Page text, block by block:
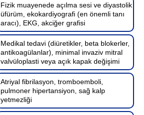
Fizik muayenede açılma sesi ve diyastolik
üfürüm, ekokardiyografi (en önemli tanı
aracı), EKG, akciğer grafisi
Medikal tedavi (diüretikler, beta blokerler,
antikoagülanlar), minimal invaziv mitral
valvüloplasti veya açık kapak değişimi
Atriyal fibrilasyon, tromboemboli,
pulmoner hipertansiyon, sağ kalp
yetmezliği